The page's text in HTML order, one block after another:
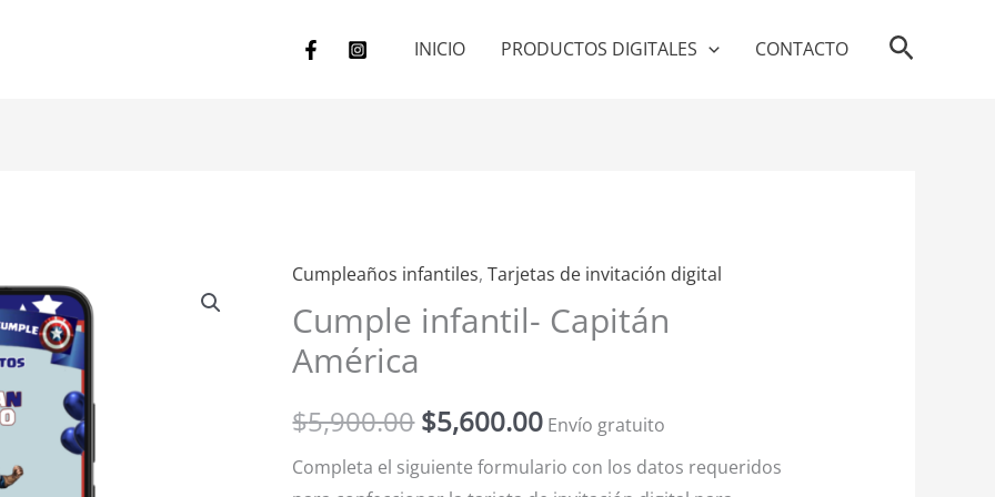
INICIO PRODUCTOS DIGITALES CONTACTO Buscar
Cumpleaños infantiles,Tarjetas de invitación digital
Cumple infantil- Capitán
América
$5,900.00
El
precio
era:
$5,900.00.
$5,600.00
El
precio
es:
$5,600.00.
Envío gratuito
Completa el siguiente formulario con los datos requeridos
Cumple
infantil-
Capitán
América
cantidad